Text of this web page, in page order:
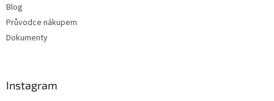
Blog
Průvodce nákupem
Dokumenty
Instagram